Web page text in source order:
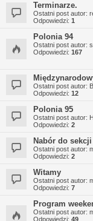
Terminarze.
Ostatni post autor:
Odpowiedzi: 1
Polonia 94
Ostatni post autor:
Odpowiedzi: 167
Ostatni post autor:
Odpowiedzi: 12
Polonia 95
Ostatni post autor:
Odpowiedzi: 2
Nabór do
Ostatni post autor:
Odpowiedzi: 2
Witamy
Ostatni post autor:
Odpowiedzi: 7
Program
Ostatni post autor:
Odpowiedzi: 49